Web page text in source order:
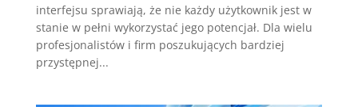
interfejsu sprawiają, że nie każdy użytkownik jest w
stanie w pełni wykorzystać jego potencjał. Dla wielu
profesjonalistów i firm poszukujących bardziej
przystępnej...